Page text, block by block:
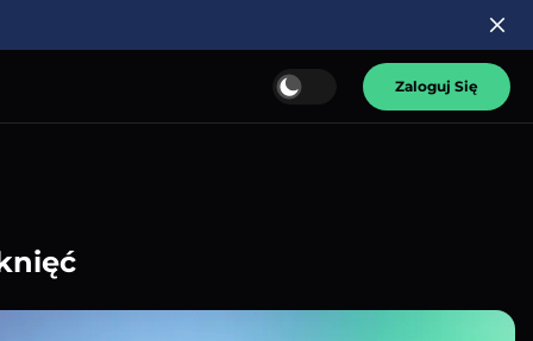
Zaloguj Się